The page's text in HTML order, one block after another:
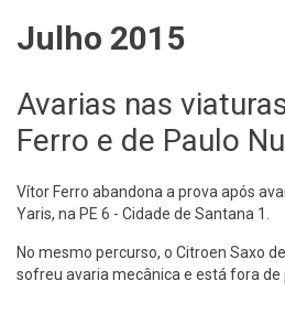
Julho 2015
Avarias nas
Ferro e de Paulo
Vítor Ferro abandona a prova após
Yaris, na PE 6 - Cidade de Santana 1.
No mesmo percurso, o Citroen Saxo
sofreu avaria mecânica e está fora de